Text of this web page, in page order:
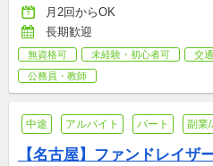
月2回からOK
長期歓迎
無資格可 未経験・初心者可 交
公務員・教師
中途 アルバイト パート 副業
【名古屋】ファンドレイザ